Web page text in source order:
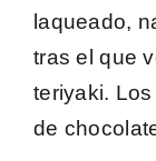
laqueado,
tras el que
teriyaki.
de